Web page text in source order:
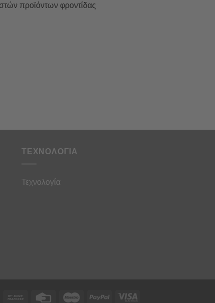
προϊόντων φροντίδας
ΤΕΧΝΟΛΟΓΙΑ
Τεχνολογία
Cash Bank Credit Maestro PayPal